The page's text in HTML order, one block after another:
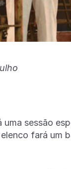
sessão
fará um